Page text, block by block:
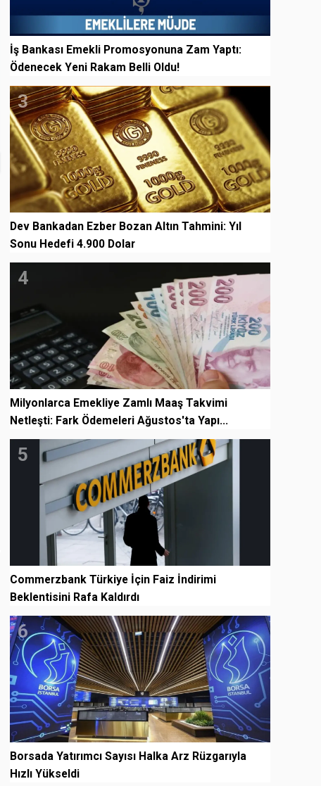
İş Bankası Emekli Promosyonuna Zam Yaptı:
Ödenecek Yeni Rakam Belli Oldu!
3
Dev Bankadan Ezber Bozan Altın Tahmini: Yıl
Sonu Hedefi 4.900 Dolar
4
Milyonlarca Emekliye Zamlı Maaş Takvimi
Netleşti: Fark Ödemeleri Ağustos'ta Yapı...
5
Commerzbank Türkiye İçin Faiz İndirimi
Beklentisini Rafa Kaldırdı
6
Borsada Yatırımcı Sayısı Halka Arz Rüzgarıyla
Hızlı Yükseldi